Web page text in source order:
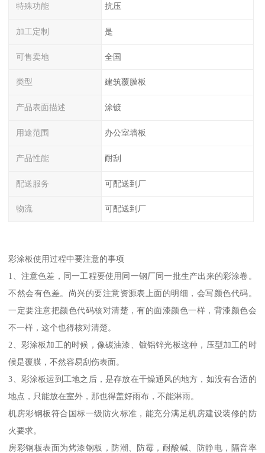
特殊功能 抗压
加工定制 是
可售卖地 全国
类型 建筑覆膜板
产品表面描述 涂镀
用途范围 办公室墙板
产品性能 耐刮
配送服务 可配送到厂
物流 可配送到厂
彩涂板使用过程中要注意的事项
1、注意色差，同一工程要使用同一钢厂同一批生产出来的彩涂卷。
不然会有色差。尚兴的要注意资源表上面的明细，会写颜色代码。
一定要注意把颜色代码核对清楚，有的面漆颜色一样，背漆颜色会
不一样，这个也得核对清楚。
2、彩涂板加工的时候，像碳油漆、镀铝锌光板这种，压型加工的时
候是覆膜，不然容易刮伤表面。
3、彩涂板运到工地之后，是存放在干燥通风的地方，如没有合适的
地点，只能放在室外，那也得盖好雨布，不能淋雨。
机房彩钢板符合国标一级防火标准，能充分满足机房建设装修的防
火要求。
房彩钢板表面为烤漆钢板，防潮、防霉，耐酸碱、防静电，隔音率